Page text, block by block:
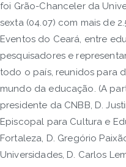
foi Grão-Chanceler da
sexta (04.07) com mais de
Eventos do Ceará, entre
pesquisadores e
todo o país, reunidos para
mundo da educação. (A
presidente da CNBB, D.
Episcopal para Cultura e
Fortaleza, D. Gregório
Universidades, D. Carlos